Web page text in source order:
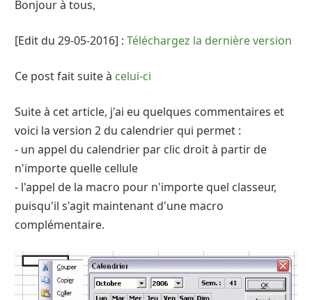
Bonjour à tous,
[Edit du 29-05-2016] : Téléchargez la dernière version
Ce post fait suite à celui-ci
Suite à cet article, j'ai eu quelques commentaires et
voici la version 2 du calendrier qui permet :
- un appel du calendrier par clic droit à partir de
n'importe quelle cellule
- l'appel de la macro pour n'importe quel classeur,
puisqu'il s'agit maintenant d'une macro
complémentaire.